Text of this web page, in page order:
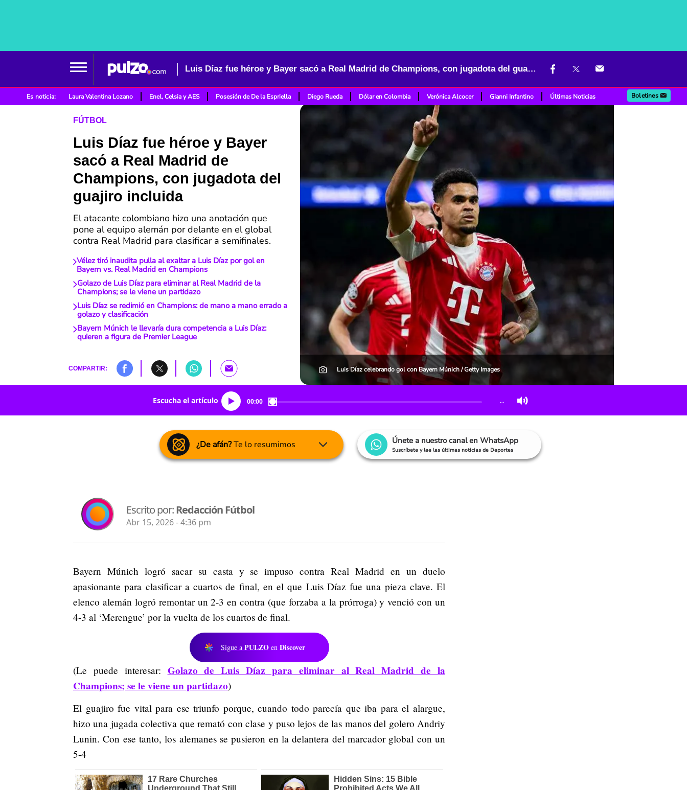
Luis Díaz fue héroe y Bayer sacó a Real Madrid de Champions, con jugadota del guajiro incluida
Es noticia: Laura Valentina Lozano Enel, Celsia y AES Posesión de De la Espriella Diego Rueda Dólar en Colombia Verónica Alcocer Gianni Infantino Últimas Noticias Boletines
FÚTBOL
Luis Díaz fue héroe y Bayer
sacó a Real Madrid de
Champions, con jugadota del
guajiro incluida
El atacante colombiano hizo una anotación que
pone al equipo alemán por delante en el global
contra Real Madrid para clasificar a semifinales.
Vélez tiró inaudita pulla al exaltar a Luis Díaz por gol en
Bayern vs. Real Madrid en Champions
Golazo de Luis Díaz para eliminar al Real Madrid de la
Champions; se le viene un partidazo
Luis Díaz se redimió en Champions: de mano a mano errado a
golazo y clasificación
Bayern Múnich le llevaría dura competencia a Luis Díaz:
quieren a figura de Premier League
COMPARTIR: Luis Díaz celebrando gol con Bayern Múnich / Getty Images
Escucha el artículo 00:00 …
¿De afán?Te lo resumimos Únete a nuestro canal en WhatsApp
Suscríbete y lee las últimas noticias de Deportes
Escrito por:Redacción Fútbol
Abr 15, 2026 - 4:36 pm
Bayern Múnich logró sacar su casta y se impuso contra Real Madrid en un duelo
apasionante para clasificar a cuartos de final, en el que Luis Díaz fue una pieza clave. El
elenco alemán logró remontar un 2-3 en contra (que forzaba a la prórroga) y venció con un
4-3 al ‘Merengue’ por la vuelta de los cuartos de final.
Sigue a PULZO en Discover
(Le puede interesar: Golazo de Luis Díaz para eliminar al Real Madrid de la
Champions; se le viene un partidazo)
El guajiro fue vital para ese triunfo porque, cuando todo parecía que iba para el alargue,
hizo una jugada colectiva que remató con clase y puso lejos de las manos del golero Andriy
Lunin. Con ese tanto, los alemanes se pusieron en la delantera del marcador global con un
5-4